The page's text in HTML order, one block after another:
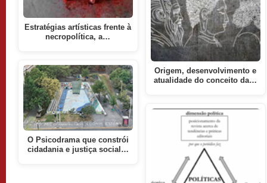
Estratégias artísticas frente à
necropolítica, a…
O Psicodrama que constrói
cidadania e justiça social…
Origem, desenvolvimento e
atualidade do conceito da…